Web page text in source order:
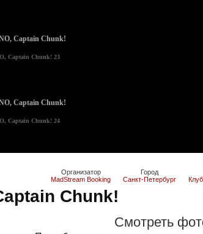
Captain Chunk! 23
Captain Chunk! 24
Chunk!
Город
Санкт-Петербург
Организатор
MadStream Booking
Cмотреть